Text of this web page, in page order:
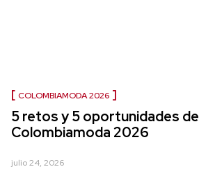
COLOMBIAMODA 2026
5 retos y 5 oportunidades de
Colombiamoda 2026
julio 24, 2026